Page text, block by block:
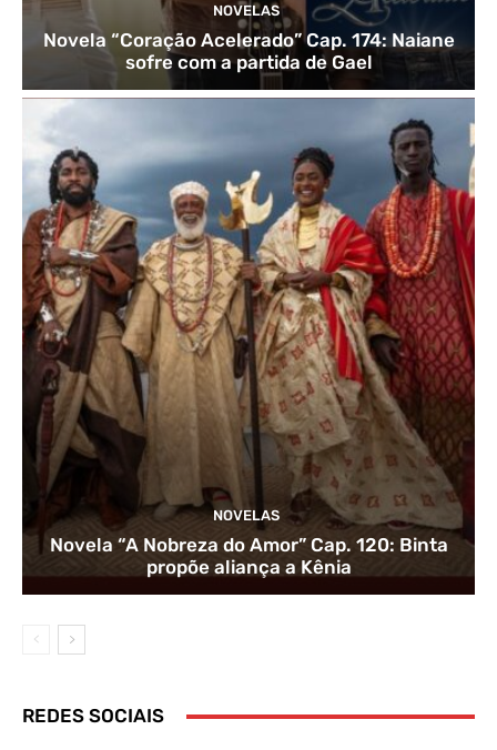
NOVELAS
Novela “Coração Acelerado” Cap. 174: Naiane
sofre com a partida de Gael
NOVELAS
Novela “A Nobreza do Amor” Cap. 120: Binta
propõe aliança a Kênia
REDES SOCIAIS